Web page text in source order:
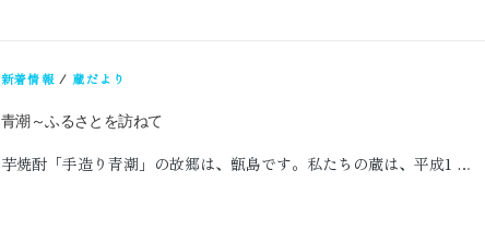
新着情報 / 蔵だより
青潮～ふるさとを訪ねて
芋焼酎「手造り青潮」の故郷は、甑島です。私たちの蔵は、平成1 …